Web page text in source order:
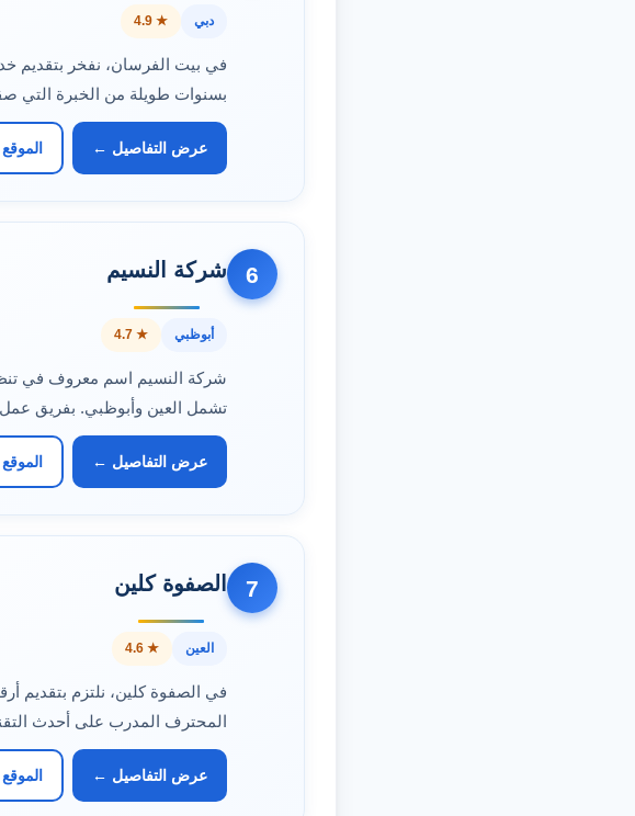
دبي ★ 4.9
في بيت الفرسان، نفخر بتقديم
بسنوات طويلة من الخبرة التي
عرض التفاصيل ←
6 شركة النسيم
أبوظبي ★ 4.7
شركة النسيم اسم معروف في
تشمل العين وأبوظبي. بفريق
عرض التفاصيل ←
7 الصفوة كلين
العين ★ 4.6
في الصفوة كلين، نلتزم بتقديم
المحترف المدرب على أحدث
عرض التفاصيل ←